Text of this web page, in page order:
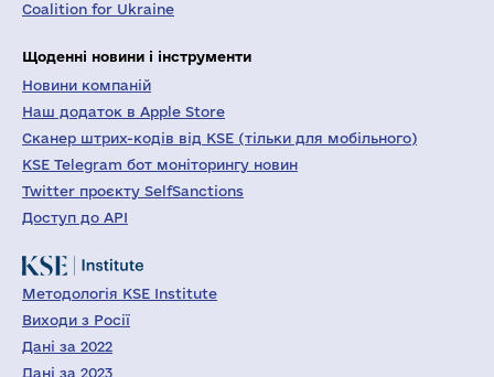
Coalition for Ukraine
Щоденні новини і інструменти
Новини компаній
Наш додаток в Apple Store
Сканер штрих-кодів від KSE (тільки для мобільного)
KSE Telegram бот моніторингу новин
Twitter проєкту SelfSanctions
Доступ до API
Методологія KSE Institute
Виходи з Росії
Дані за 2022
Дані за 2023